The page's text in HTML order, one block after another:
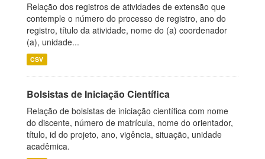
Relação dos registros de atividades de extensão que
contemple o número do processo de registro, ano do
registro, título da atividade, nome do (a) coordenador
(a), unidade...
CSV
Bolsistas de Iniciação Científica
Relação de bolsistas de iniciação científica com nome
do discente, número de matrícula, nome do orientador,
título, id do projeto, ano, vigência, situação, unidade
acadêmica.